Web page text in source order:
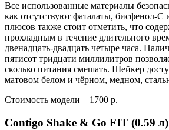
Все использованные материалы
как отсутствуют фаталаты, бисфенол-
плюсов также стоит отметить, что
прохладным в течение длительного
двенадцать-двадцать четыре часа.
пятисот тридцати миллилитров
сколько питания смешать. Шейкер
матовом белом и чёрном, медном,
Стоимость модели – 1700 р.
Contigo Shake & Go FIT (0.59 л)